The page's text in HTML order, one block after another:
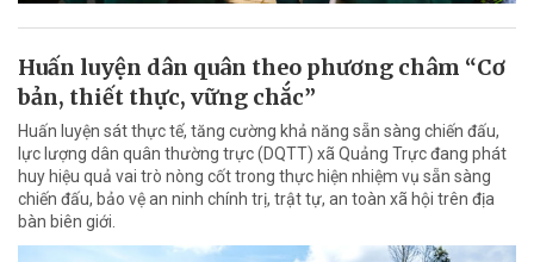
Huấn luyện dân quân theo phương châm “Cơ
bản, thiết thực, vững chắc”
Huấn luyện sát thực tế, tăng cường khả năng sẵn sàng chiến đấu,
lực lượng dân quân thường trực (DQTT) xã Quảng Trực đang phát
huy hiệu quả vai trò nòng cốt trong thực hiện nhiệm vụ sẵn sàng
chiến đấu, bảo vệ an ninh chính trị, trật tự, an toàn xã hội trên địa
bàn biên giới.